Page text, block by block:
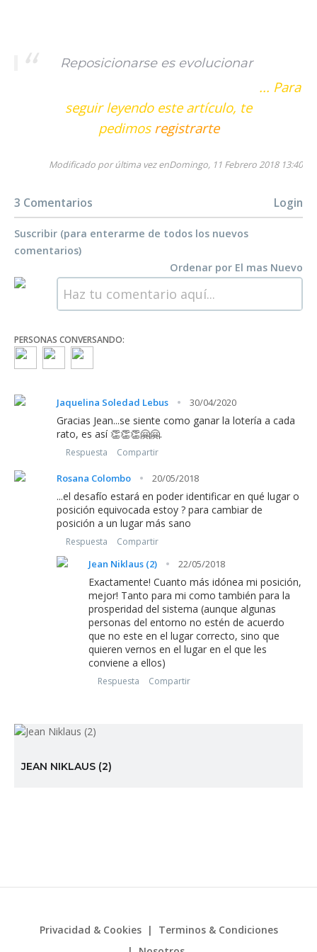
Reposicionarse es evolucionar
... Para
seguir leyendo este artículo, te
pedimos registrarte
Modificado por última vez enDomingo, 11 Febrero 2018 13:40
3 Comentarios Login
Suscribir (para enterarme de todos los nuevos
comentarios)
Ordenar por El mas Nuevo
Haz tu comentario aquí...
PERSONAS CONVERSANDO:
Jaquelina Soledad Lebus · 30/04/2020
Gracias Jean...se siente como ganar la lotería a cada
rato, es así 👏👏👏🤗🤗.
Respuesta Compartir
Rosana Colombo · 20/05/2018
...el desafío estará en poder identificar en qué lugar o
posición equivocada estoy ? para cambiar de
posición a un lugar más sano
Respuesta Compartir
Jean Niklaus (2) · 22/05/2018
Exactamente! Cuanto más idónea mi posición,
mejor! Tanto para mi como también para la
prosperidad del sistema (aunque algunas
personas del entorno no estén de acuerdo
que no este en el lugar correcto, sino que
quieren vernos en el lugar en el que les
conviene a ellos)
Respuesta Compartir
JEAN NIKLAUS (2)
Privacidad & Cookies
Terminos & Condiciones